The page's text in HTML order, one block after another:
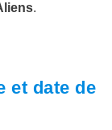
.
et date de